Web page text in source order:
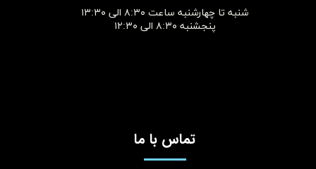
شنبه تا چهارشنبه ساعت ۸:۳۰ الی ۱۳:۳۰
پنجشنبه ۸:۳۰ الی ۱۲:۳۰​​​​​​​
تماس با ما